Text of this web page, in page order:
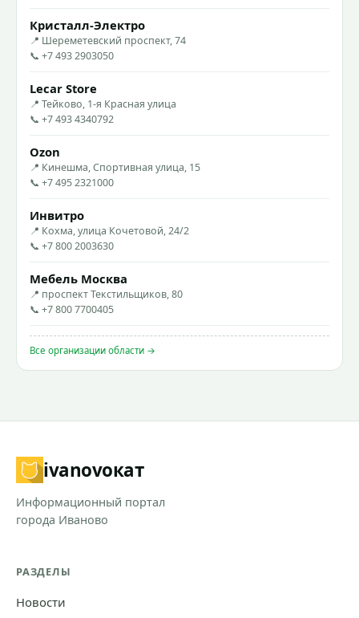
Кристалл-Электро
📍 Шереметевский проспект, 74
📞 +7 493 2903050
Lecar Store
📍 Тейково, 1-я Красная улица
📞 +7 493 4340792
Ozon
📍 Кинешма, Спортивная улица, 15
📞 +7 495 2321000
Инвитро
📍 Кохма, улица Кочетовой, 24/2
📞 +7 800 2003630
Мебель Москва
📍 проспект Текстильщиков, 80
📞 +7 800 7700405
Все организации области →
ivanovoкат
Информационный портал
города Иваново
РАЗДЕЛЫ
Новости